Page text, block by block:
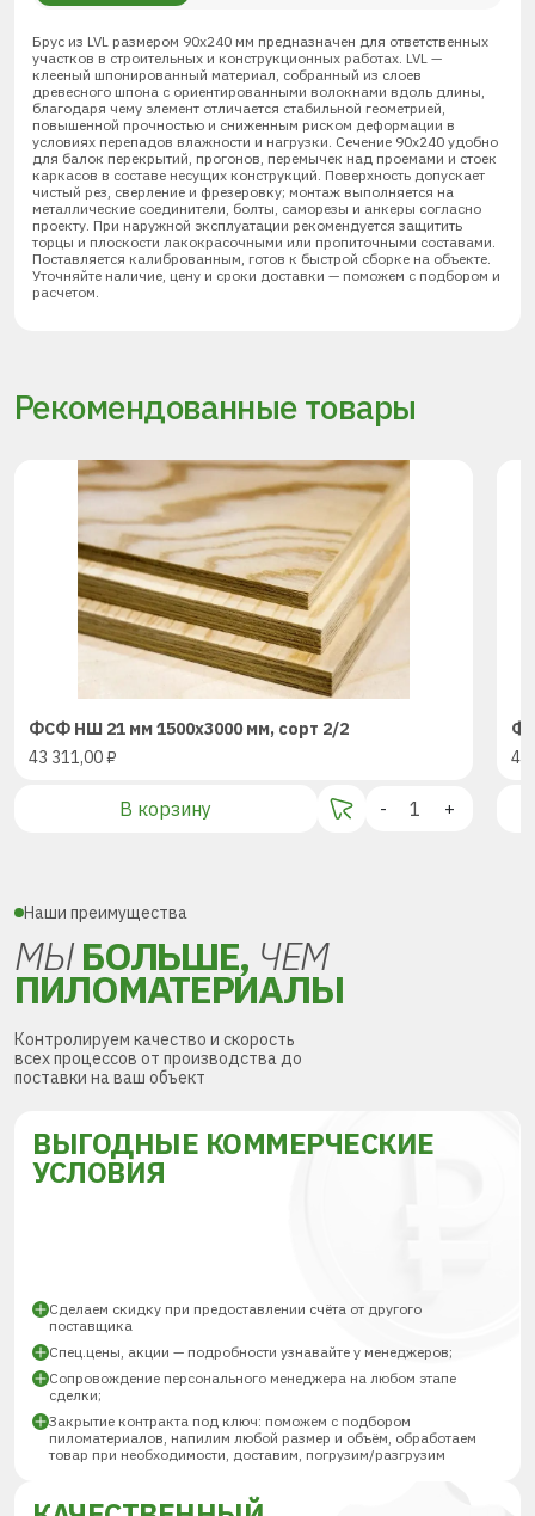
Брус из LVL размером 90х240 мм предназначен для ответственных
участков в строительных и конструкционных работах. LVL —
клееный шпонированный материал, собранный из слоев
древесного шпона с ориентированными волокнами вдоль длины,
благодаря чему элемент отличается стабильной геометрией,
повышенной прочностью и сниженным риском деформации в
условиях перепадов влажности и нагрузки. Сечение 90х240 удобно
для балок перекрытий, прогонов, перемычек над проемами и стоек
каркасов в составе несущих конструкций. Поверхность допускает
чистый рез, сверление и фрезеровку; монтаж выполняется на
металлические соединители, болты, саморезы и анкеры согласно
проекту. При наружной эксплуатации рекомендуется защитить
торцы и плоскости лакокрасочными или пропиточными составами.
Поставляется калиброванным, готов к быстрой сборке на объекте.
Уточняйте наличие, цену и сроки доставки — поможем с подбором и
расчетом.
Рекомендованные товары
ФСФ НШ 21 мм 1500х3000 мм, сорт 2/2
43 311,00₽
В корзину - +
43
Наши преимущества
МЫБОЛЬШЕ, ЧЕМ
ПИЛОМАТЕРИАЛЫ
Контролируем качество и скорость
всех процессов от производства до
поставки на ваш объект
ВЫГОДНЫЕ КОММЕРЧЕСКИЕ
УСЛОВИЯ
Сделаем скидку при предоставлении счёта от другого
поставщика
Спец.цены, акции — подробности узнавайте у менеджеров;
Сопровождение персонального менеджера на любом этапе
сделки;
Закрытие контракта под ключ: поможем с подбором
пиломатериалов, напилим любой размер и объём, обработаем
товар при необходимости, доставим, погрузим/разгрузим